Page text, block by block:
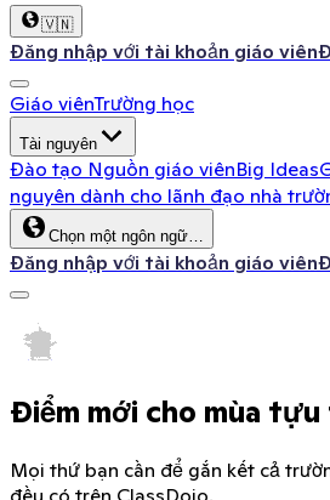
🇻🇳
Đăng nhập với tài khoản giáo viên
Giáo viênTrường học
Tài nguyên
Đào tạo Nguồn giáo viênBig Ideas
nguyên dành cho lãnh đạo nhà
Chọn một ngôn ngữ…
Đăng nhập với tài khoản giáo viên
Điểm mới cho mùa
Mọi thứ bạn cần để gắn kết cả
đều có trên ClassDojo.